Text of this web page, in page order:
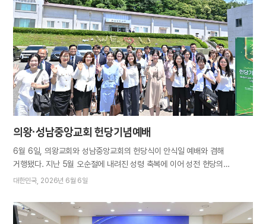
의왕·성남중앙교회 헌당기념예배
6월 6일, 의왕교회와 성남중앙교회의 헌당식이 안식일 예배와 겸해
거행됐다. 지난 5월 오순절에 내려진 성령 축복에 이어 성전 헌당의
기쁨까지 누리게 된 두 교회 성도들은 벅찬 감사 속에 기념예배에 참석했다.
생명책에서 영원히 빛나길 기도하시고, 각자 마음에 간직한 소원을 간절한
기도로 다 이루길 바라셨다. 총회장 김주철 목사는 온 인류를 영혼의
대한민국 2026년 6월 6일